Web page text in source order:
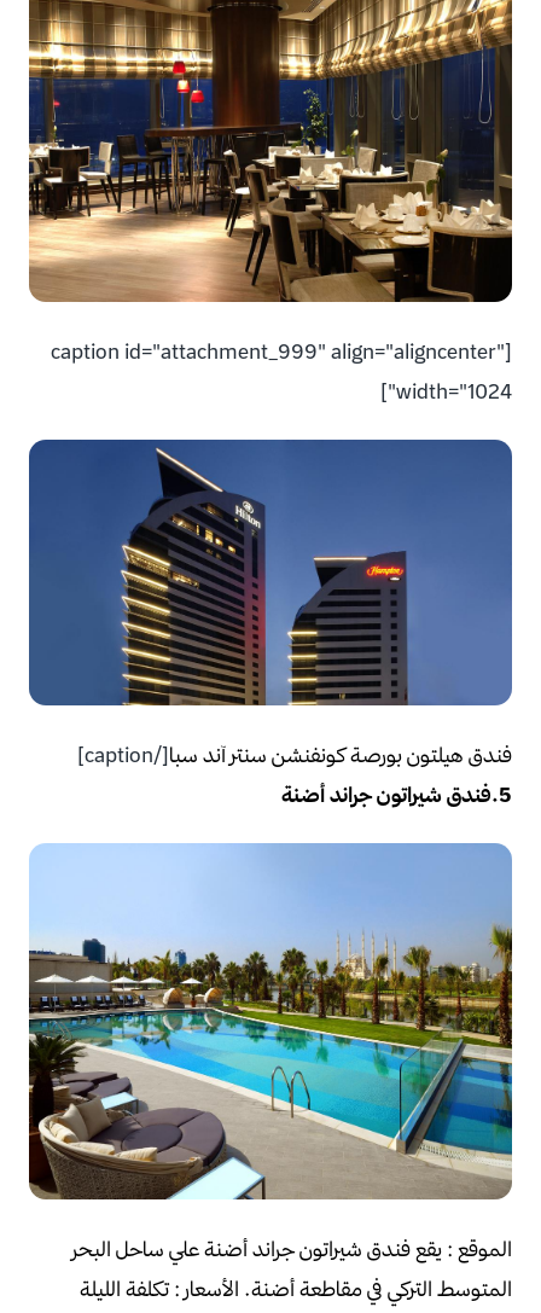
[caption id="attachment_999" align="aligncenter"
width="1024"]
فندق هيلتون بورصة كونفنشن سنتر آند سبا[/caption]
5. فندق شيراتون جراند أضنة
الموقع : يقع فندق شيراتون جراند أضنة علي ساحل البحر
المتوسط التركي في مقاطعة أضنة. الأسعار : تكلفة الليلة